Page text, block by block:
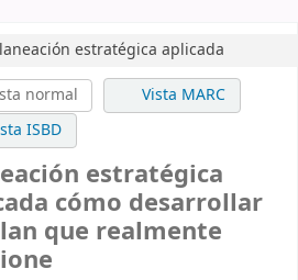
estratégica aplicada
normal
Vista MARC
ISBD
estratégica
cómo desarrollar
que realmente